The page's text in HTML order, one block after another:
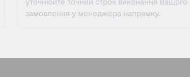
уточнюйте точний строк виконання Вашого
замовлення у менеджера напрямку.